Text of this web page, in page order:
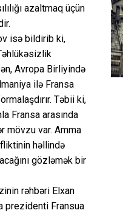
azaltmaq üçün
isə bildirib ki,
Avropa Birliyində
ilə Fransa
Təbii ki,
Fransa arasında
mövzu var. Amma
həllində
gözləmək bir
rəhbəri Elxan
prezidenti Fransua